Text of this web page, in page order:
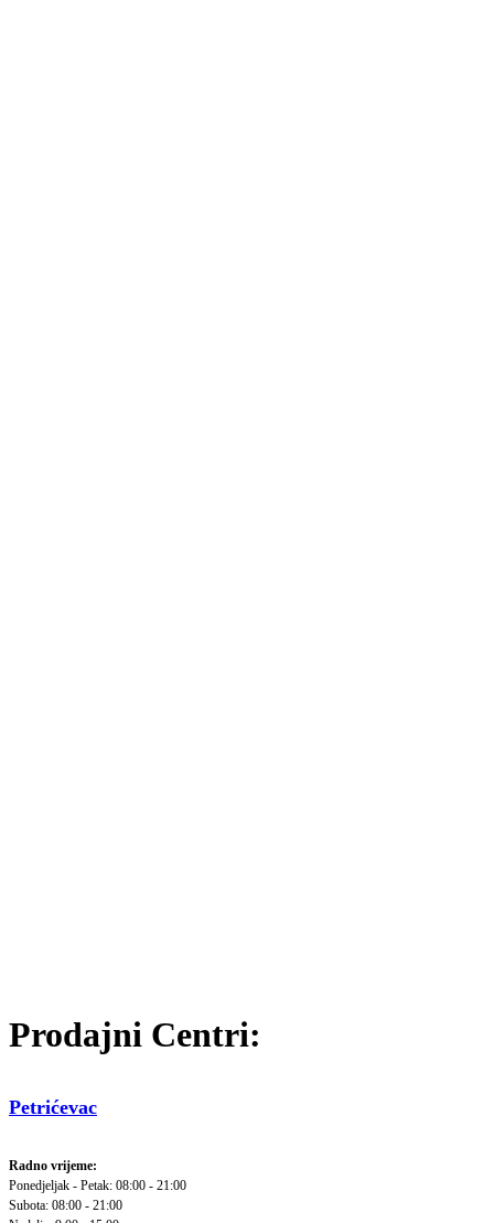
Prodajni Centri:
Petrićevac
Radno vrijeme:
Ponedjeljak - Petak: 08:00 - 21:00
Subota: 08:00 - 21:00